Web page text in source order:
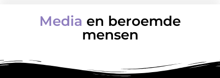
Media en beroemde
mensen